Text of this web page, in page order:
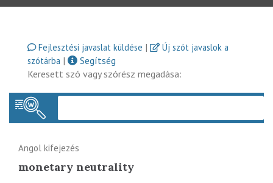
Fejlesztési javaslat küldése |
Új szót javaslok a
szótárba |
Segítség
Keresett szó vagy szórész megadása:
Angol kifejezés
monetary neutrality